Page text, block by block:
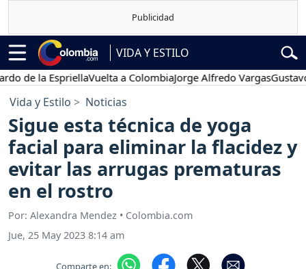
VIDA Y ESTILO
la EspriellaVuelta a ColombiaJorge Alfredo VargasGustavo Petro
Vida y Estilo Noticias
Sigue esta técnica de yoga
facial para eliminar la flacidez y
evitar las arrugas prematuras
en el rostro
Por: Alexandra Mendez • Colombia.com
Jue, 25 May 2023 8:14 am
Comparte en: